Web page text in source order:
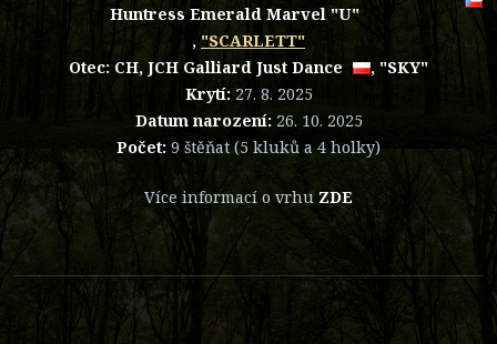
Huntress Emerald Marvel "U"
, "SCARLETT"
Otec: CH, JCH Galliard Just Dance
, "SKY"
Krytí:27. 8. 2025
Datum narození:26. 10. 2025
Počet: 9 štěňat (5 kluků a 4 holky)
Více informací o vrhuZDE